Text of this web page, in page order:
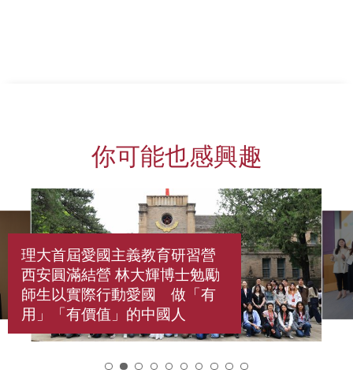
你可能也感興趣
理大首屆愛國主義教育研習營
西安圓滿結營 林大輝博士勉勵
師生以實際行動愛國 做「有
用」「有價值」的中國人